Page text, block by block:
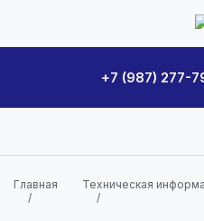
+7 (987) 277-
Главная Техническая